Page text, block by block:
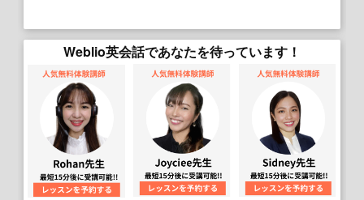
Weblio英会話であなたを待っています！